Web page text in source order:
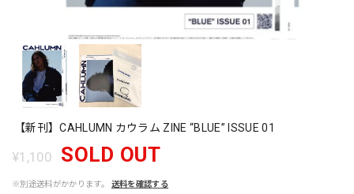
【新刊】CAHLUMN カウラム ZINE “BLUE” ISSUE 01
¥1,100 SOLD OUT
※別途送料がかかります。 送料を確認する